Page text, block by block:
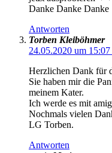
Danke Danke Danke
Antworten
Torben Kleiböhmer
24.05.2020 um
Herzlichen Dank für
Sie haben mir die
meinem Kater.
Ich werde es mit
Nochmals vielen
LG Torben.
Antworten